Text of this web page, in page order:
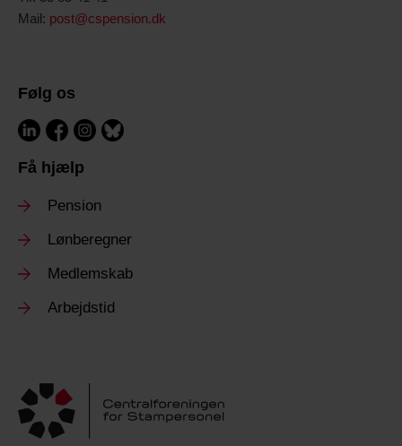
Mail: post@cspension.dk
Følg os
Få hjælp
Pension
Lønberegner
Medlemskab
Arbejdstid